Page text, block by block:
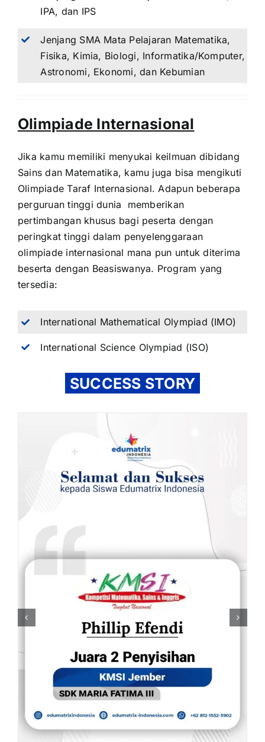
IPA, dan IPS
Jenjang SMA Mata Pelajaran Matematika,
Fisika, Kimia, Biologi, Informatika/Komputer,
Astronomi, Ekonomi, dan Kebumian
Olimpiade Internasional
Jika kamu memiliki menyukai keilmuan dibidang
Sains dan Matematika, kamu juga bisa mengikuti
Olimpiade Taraf Internasional. Adapun beberapa
perguruan tinggi dunia memberikan
pertimbangan khusus bagi peserta dengan
peringkat tinggi dalam penyelenggaraan
olimpiade internasional mana pun untuk diterima
beserta dengan Beasiswanya. Program yang
tersedia:
International Mathematical Olympiad (IMO)
International Science Olympiad (ISO)
SUCCESS STORY